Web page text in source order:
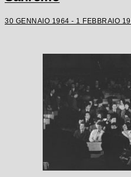
30 GENNAIO 1964 - 1 FEBBRAIO